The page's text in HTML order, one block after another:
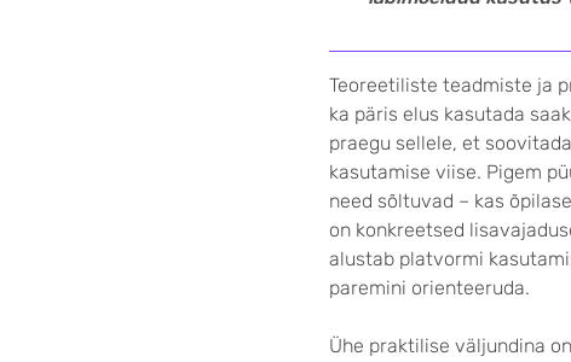
Teoreetiliste teadmiste ja
ka päris elus kasutada
praegu sel­lele, et
kasutamise viise. Pigem
need sõltuvad – kas
on konkreetsed
alustab platvormi
paremini orienteeruda.
Ühe praktilise väljundina